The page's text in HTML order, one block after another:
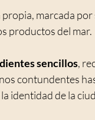
marcada
productos del mar.
sencillos,
contundentes
identidad de la